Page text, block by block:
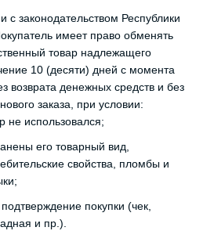
с законодательством Республики
имеет право обменять
товар надлежащего
10 (десяти) дней с момента
возврата денежных средств и без
заказа, при условии:
не использовался;
его товарный вид,
свойства, пломбы и
подтверждение покупки (чек,
и пр.).